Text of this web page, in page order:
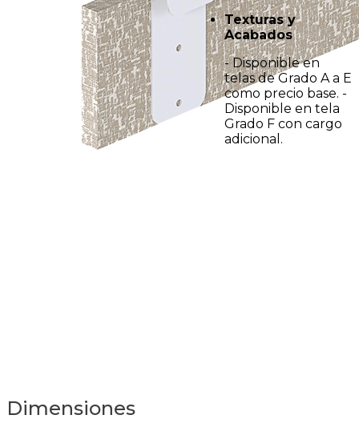
Texturas y
Acabados
- Disponible en
telas de Grado A a E
como precio base. -
Disponible en tela
Grado F con cargo
adicional.
Dimensiones